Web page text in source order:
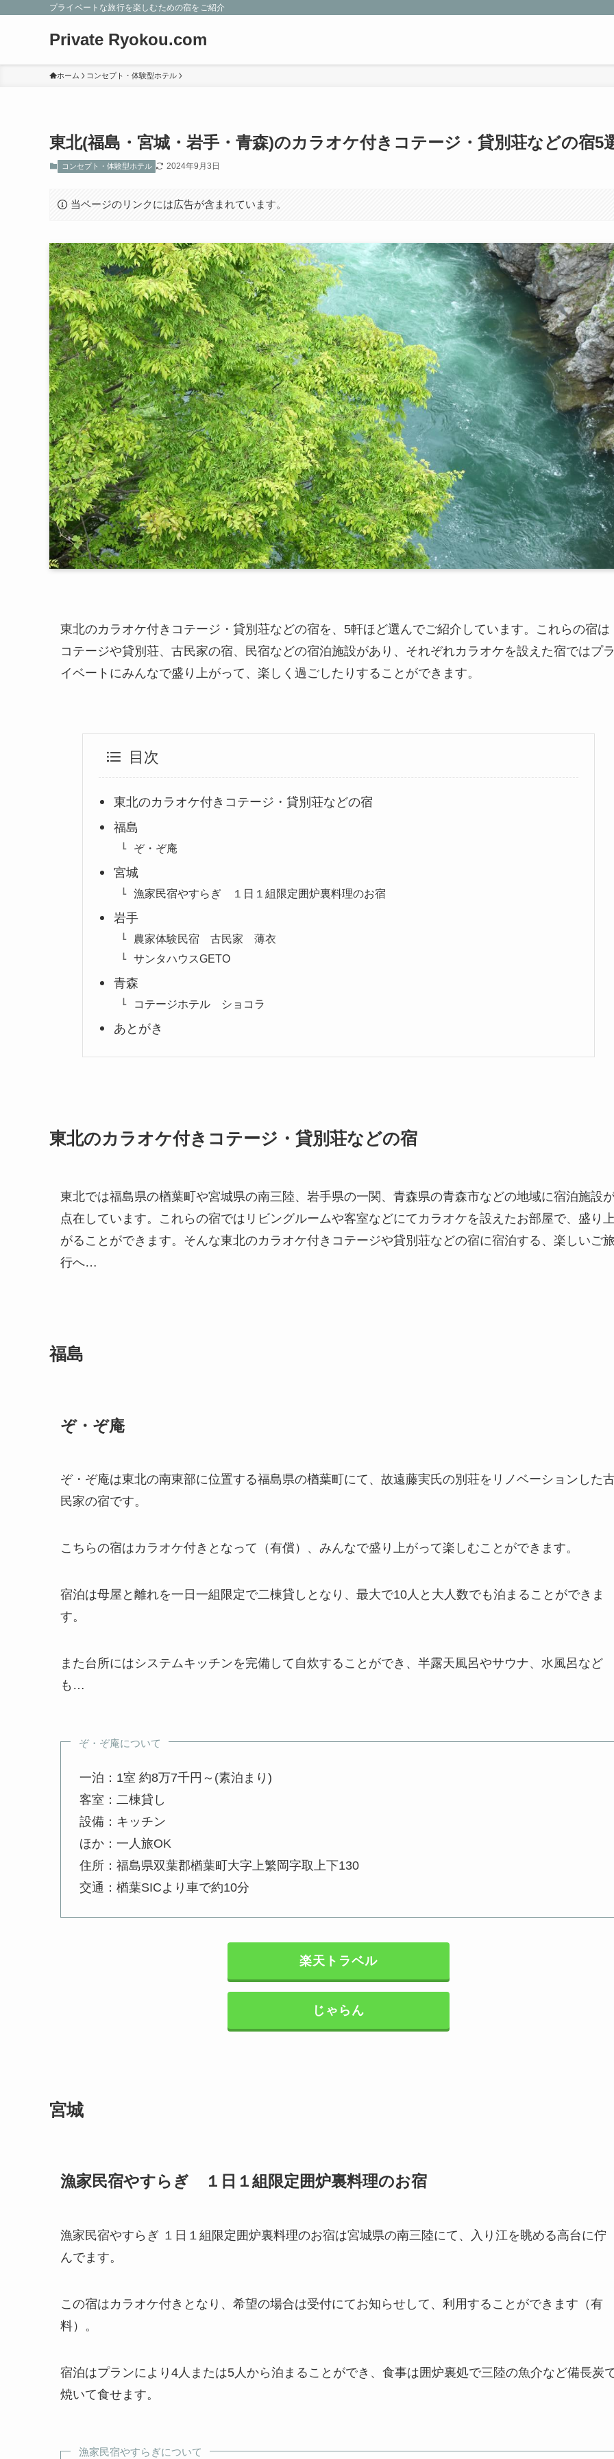
プライベートな旅行を楽しむための宿をご紹介
Private Ryokou.com
ホーム コンセプト・体験型ホテル
東北(福島・宮城・岩手・青森)のカラオケ付きコテージ・貸別荘などの宿5
コンセプト・体験型ホテル 2024年9月3日
当ページのリンクには広告が含まれています。
東北のカラオケ付きコテージ・貸別荘などの宿を、5軒ほど選んでご紹介しています。これらの宿は
コテージや貸別荘、古民家の宿、民宿などの宿泊施設があり、それぞれカラオケを設えた宿ではプ
イベートにみんなで盛り上がって、楽しく過ごしたりすることができます。
目次
東北のカラオケ付きコテージ・貸別荘などの宿
福島
ぞ・ぞ庵
宮城
漁家民宿やすらぎ １日１組限定囲炉裏料理のお宿
岩手
農家体験民宿 古民家 薄衣
サンタハウスGETO
青森
コテージホテル ショコラ
あとがき
東北のカラオケ付きコテージ・貸別荘などの宿
東北では福島県の楢葉町や宮城県の南三陸、岩手県の一関、青森県の青森市などの地域に宿泊施設
点在しています。これらの宿ではリビングルームや客室などにてカラオケを設えたお部屋で、盛り
がることができます。そんな東北のカラオケ付きコテージや貸別荘などの宿に宿泊する、楽しいご
行へ…
福島
ぞ・ぞ庵
ぞ・ぞ庵は東北の南東部に位置する福島県の楢葉町にて、故遠藤実氏の別荘をリノベーションした
民家の宿です。
こちらの宿はカラオケ付きとなって（有償）、みんなで盛り上がって楽しむことができます。
宿泊は母屋と離れを一日一組限定で二棟貸しとなり、最大で10人と大人数でも泊まることができま
す。
また台所にはシステムキッチンを完備して自炊することができ、半露天風呂やサウナ、水風呂など
も…
ぞ・ぞ庵について
一泊：1室 約8万7千円～(素泊まり)
客室：二棟貸し
設備：キッチン
ほか：一人旅OK
住所：福島県双葉郡楢葉町大字上繁岡字取上下130
交通：楢葉SICより車で約10分
楽天トラベル
じゃらん
宮城
漁家民宿やすらぎ １日１組限定囲炉裏料理のお宿
漁家民宿やすらぎ １日１組限定囲炉裏料理のお宿は宮城県の南三陸にて、入り江を眺める高台に佇
んでます。
この宿はカラオケ付きとなり、希望の場合は受付にてお知らせして、利用することができます（有
料）。
宿泊はプランにより4人または5人から泊まることができ、食事は囲炉裏処で三陸の魚介など備長炭
焼いて食せます。
漁家民宿やすらぎについて